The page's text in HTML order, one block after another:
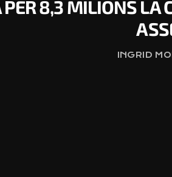
PER 8,3 MILIONS LA
INGRID